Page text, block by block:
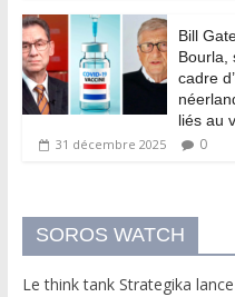
Bill
Bourla,
cadre
liés au
31 décembre 2025 0
SOROS WATCH
Le think tank Strategika